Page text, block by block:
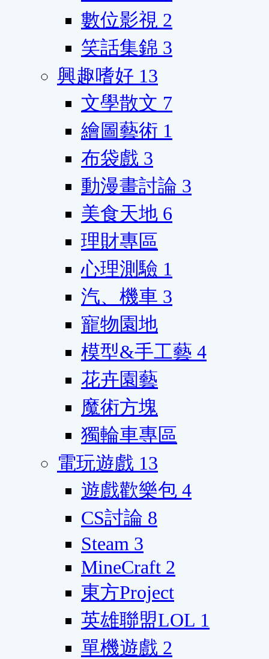
數位影視 2
笑話集錦 3
興趣嗜好 13
文學散文 7
繪圖藝術 1
布袋戲 3
動漫畫討論 3
美食天地 6
理財專區
心理測驗 1
汽、機車 3
寵物園地
模型&手工藝 4
花卉園藝
魔術方塊
獨輪車專區
電玩遊戲 13
遊戲歡樂包 4
CS討論 8
Steam 3
MineCraft 2
東方Project
英雄聯盟LOL 1
單機遊戲 2